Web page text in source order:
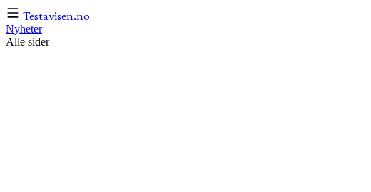
Testavisen.no
Nyheter
Alle sider